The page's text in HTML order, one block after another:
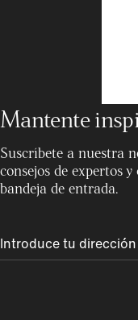
Mantente
Suscríbete a nuestra
consejos de expertos
bandeja de entrada.